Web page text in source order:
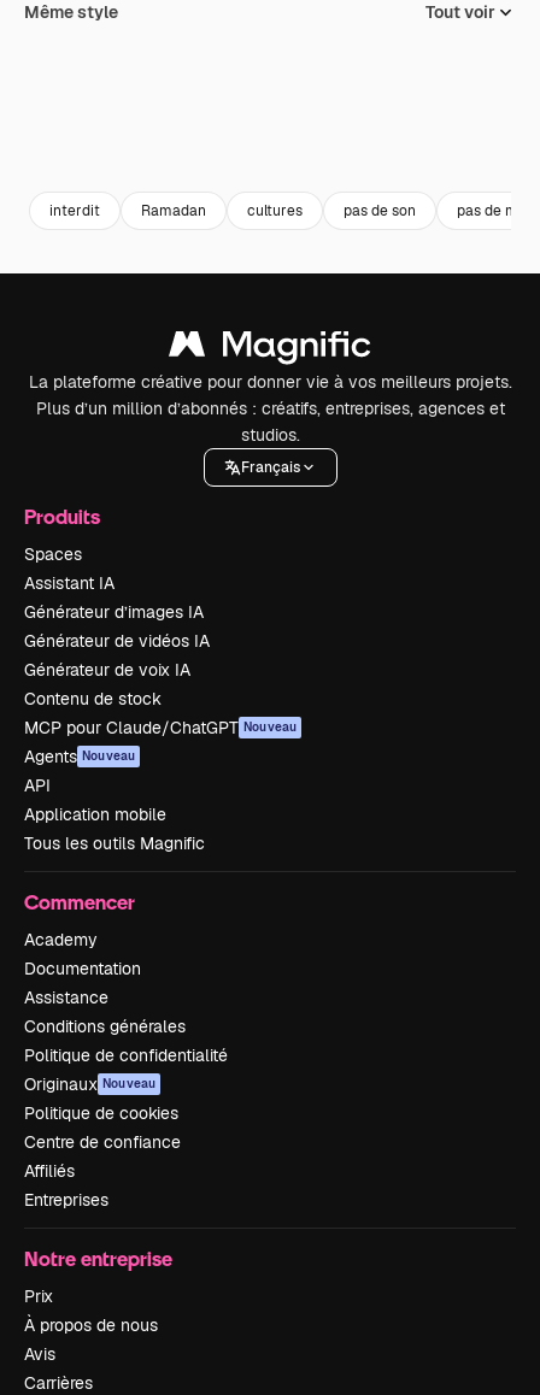
Même style Tout voir
interdit Ramadan cultures pas de son pas de
La plateforme créative pour donner vie à vos meilleurs projets.
Plus d’un million d’abonnés : créatifs, entreprises, agences et
studios.
Français
Produits
Spaces
Assistant IA
Générateur d’images IA
Générateur de vidéos IA
Générateur de voix IA
Contenu de stock
MCP pour Claude/ChatGPT Nouveau
Agents Nouveau
API
Application mobile
Tous les outils Magnific
Commencer
Academy
Documentation
Assistance
Conditions générales
Politique de confidentialité
Originaux Nouveau
Politique de cookies
Centre de confiance
Affiliés
Entreprises
Notre entreprise
Prix
À propos de nous
Avis
Carrières